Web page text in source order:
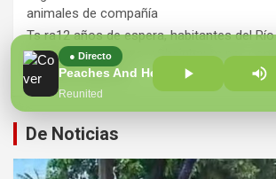
● Directo
Peaches And Herb
Reunited
animales de compañía
Ts ra12 años de espera, habitantes del
agradecen a Durazo y Sheinbaum por
Hospital Regional
De Noticias